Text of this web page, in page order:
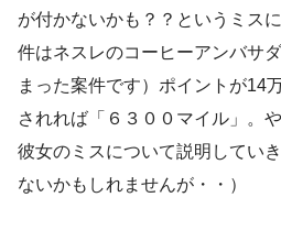
が付かないかも？？というミス
件はネスレのコーヒーアンバサ
まった案件です）ポイントが14
されれば「６３００マイル」。
彼女のミスについて説明してい
ないかもしれませんが・・）